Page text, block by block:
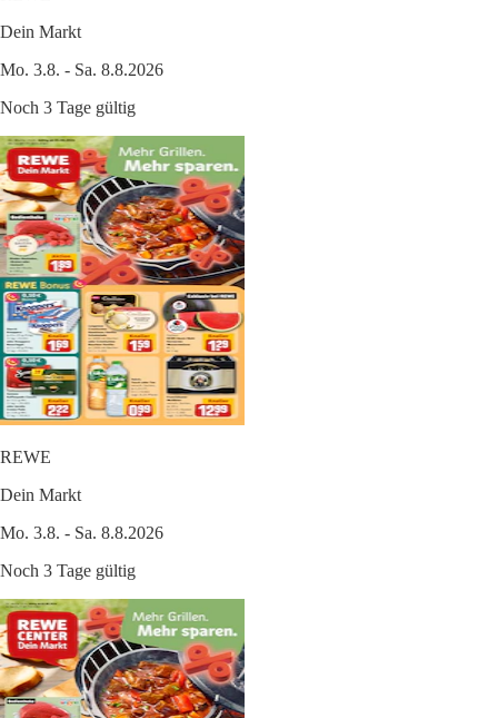
Dein Markt
Mo. 3.8. - Sa. 8.8.2026
Noch 3 Tage gültig
REWE
Dein Markt
Mo. 3.8. - Sa. 8.8.2026
Noch 3 Tage gültig